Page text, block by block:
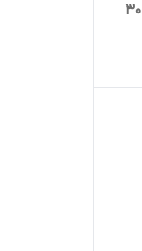
گوشی سامسونگ ۳۳۰۹i | حافظه ۳۰